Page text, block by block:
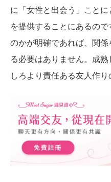
に「女性と出会う」こと
を提供することにあるの
のかが明確であれば、関
る必要はありません。成
しろより責任ある友人作り